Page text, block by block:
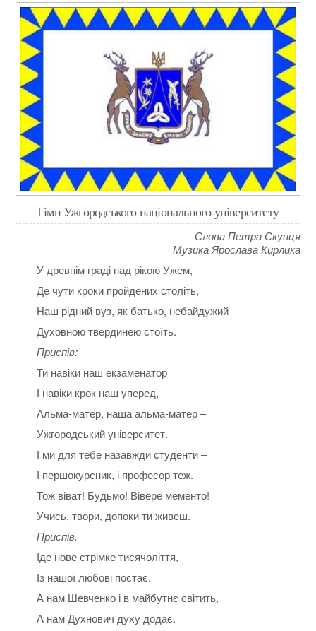
Гімн Ужгородського національного університету
Слова Петра Скунця
Музика Ярослава Кирлика
У древнім граді над рікою Ужем,
Де чути кроки пройдених століть,
Наш рідний вуз, як батько, небайдужий
Духовною твердинею стоїть.
Приспів:
Ти навіки наш екзаменатор
І навіки крок наш уперед,
Альма-матер, наша альма-матер –
Ужгородський університет.
І ми для тебе назавжди студенти –
І першокурсник, і професор теж.
Тож віват! Будьмо! Вівере мементо!
Учись, твори, допоки ти живеш.
Приспів.
Іде нове стрімке тисячоліття,
Із нашої любові постає.
А нам Шевченко і в майбутнє світить,
А нам Духнович духу додає.